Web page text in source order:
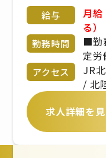
給与
月
る
定し
勤務時間
■勤
定
は運
フ
繁
間、
アクセス
JR
/ 北
求人詳細を